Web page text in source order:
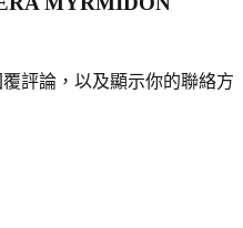
評論，以及顯示你的聯絡方